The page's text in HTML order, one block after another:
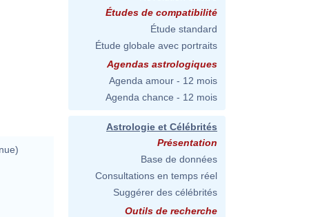
Études de compatibilité
Étude standard
Étude globale avec portraits
Agendas astrologiques
Agenda amour - 12 mois
Agenda chance - 12 mois
Astrologie et Célébrités
Présentation
Base de données
Consultations en temps réel
Suggérer des célébrités
Outils de recherche